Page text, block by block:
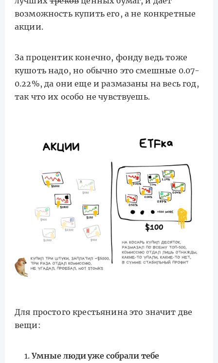
возможность купить его, а не конкретные
акции.
За процентик конечно, фонду ведь тоже
кушоть надо, но обычно это смешные 0.07-
0.22%, да они еще и размазаны на весь год,
так что их особо не чувствуешь.
Для простого крестьянина это значит две
вещи:
Умные люди уже собрали тебе